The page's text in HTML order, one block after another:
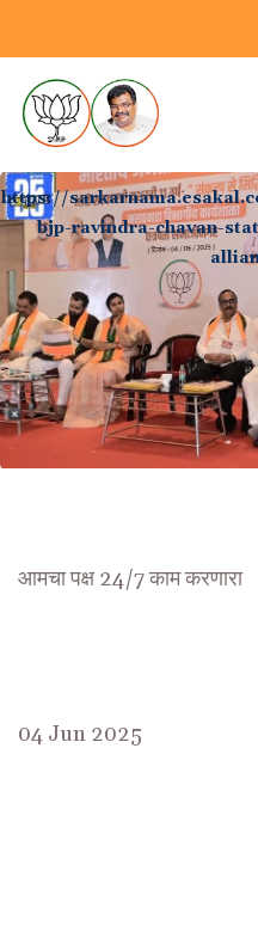
https://
bjp-ravindra-chavan-
आमचा पक्ष 24/7 काम करणारा
04 Jun 2025